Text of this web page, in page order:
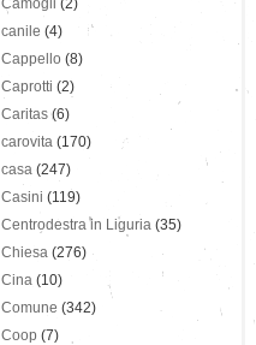
Camogli (2)
canile (4)
Cappello (8)
Caprotti (2)
Caritas (6)
carovita (170)
casa (247)
Casini (119)
Centrodestra in Liguria (35)
Chiesa (276)
Cina (10)
Comune (342)
Coop (7)